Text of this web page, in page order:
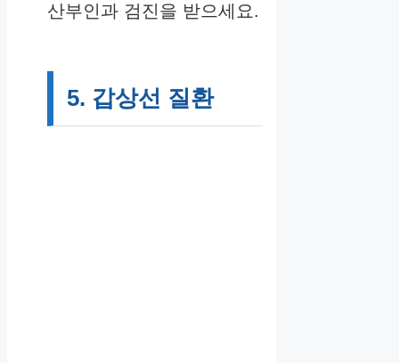
산부인과 검진을 받으세요.
5. 갑상선 질환